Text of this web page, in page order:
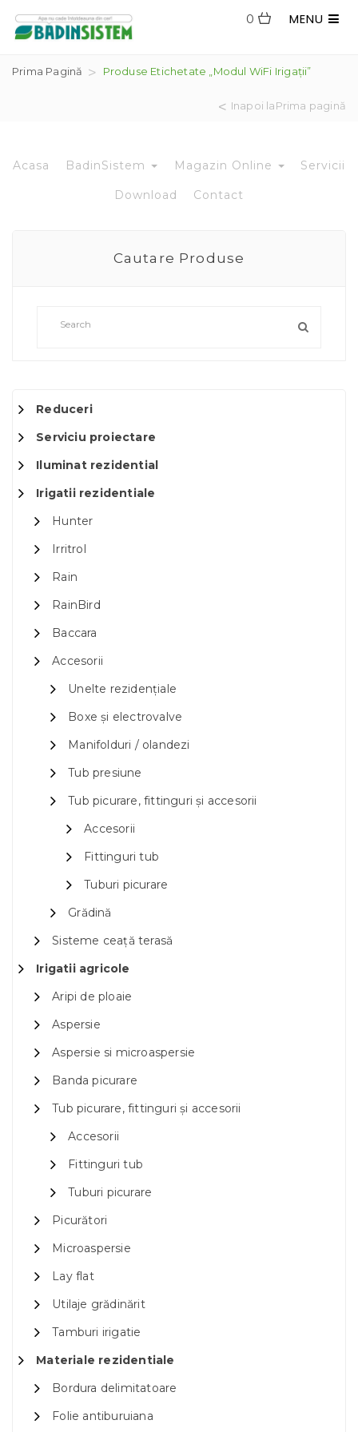
MENU
0
Prima Pagină Produse Etichetate „modul WiFi Irigații”
Inapoi laPrima pagină
Acasa BadinSistem Magazin Online Servicii
Download Contact
Cautare Produse
Reduceri
Serviciu proiectare
Iluminat rezidential
Irigatii rezidentiale
Hunter
Irritrol
Rain
RainBird
Baccara
Accesorii
Unelte rezidențiale
Boxe și electrovalve
Manifolduri / olandezi
Tub presiune
Tub picurare, fittinguri și accesorii
Accesorii
Fittinguri tub
Tuburi picurare
Grădină
Sisteme ceață terasă
Irigatii agricole
Aripi de ploaie
Aspersie
Aspersie si microaspersie
Banda picurare
Tub picurare, fittinguri și accesorii
Accesorii
Fittinguri tub
Tuburi picurare
Picurători
Microaspersie
Lay flat
Utilaje grădinărit
Tamburi irigatie
Materiale rezidentiale
Bordura delimitatoare
Folie antiburuiana